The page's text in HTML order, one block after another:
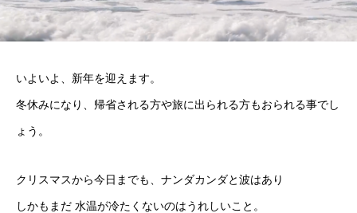
いよいよ、新年を迎えます。
冬休みになり、帰省される方や旅に出られる方もおられる事でし
ょう。
クリスマスから今日までも、ナンダカンダと波はあり
しかもまだ 水温が冷たくないのはうれしいこと。